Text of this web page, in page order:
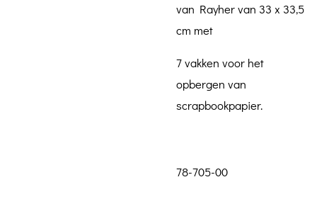
van Rayher van 33 x 33,5
cm met
7 vakken voor het
opbergen van
scrapbookpapier.
78-705-00